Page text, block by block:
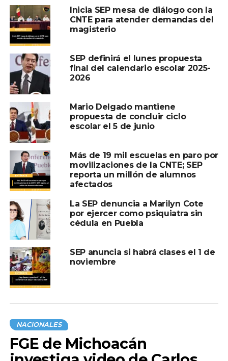
MUNDIALITO
SEP
A CONTINUACIÓN
Patrulla de la Guardia Nacional termina
destrozada tras brutal choque en Veracruz
NO TE PIERDAS
Noroña tacha de “torpes” a ministros por
devolver camionetas blindadas
Inicia SEP mesa de diálogo con la
CNTE para atender demandas del
magisterio
SEP definirá el lunes propuesta
final del calendario escolar 2025-
2026
Mario Delgado mantiene
propuesta de concluir ciclo
escolar el 5 de junio
Más de 19 mil escuelas en paro por
movilizaciones de la CNTE; SEP
reporta un millón de alumnos
afectados
La SEP denuncia a Marilyn Cote
por ejercer como psiquiatra sin
cédula en Puebla
SEP anuncia si habrá clases el 1 de
noviembre
NACIONALES
FGE de Michoacán